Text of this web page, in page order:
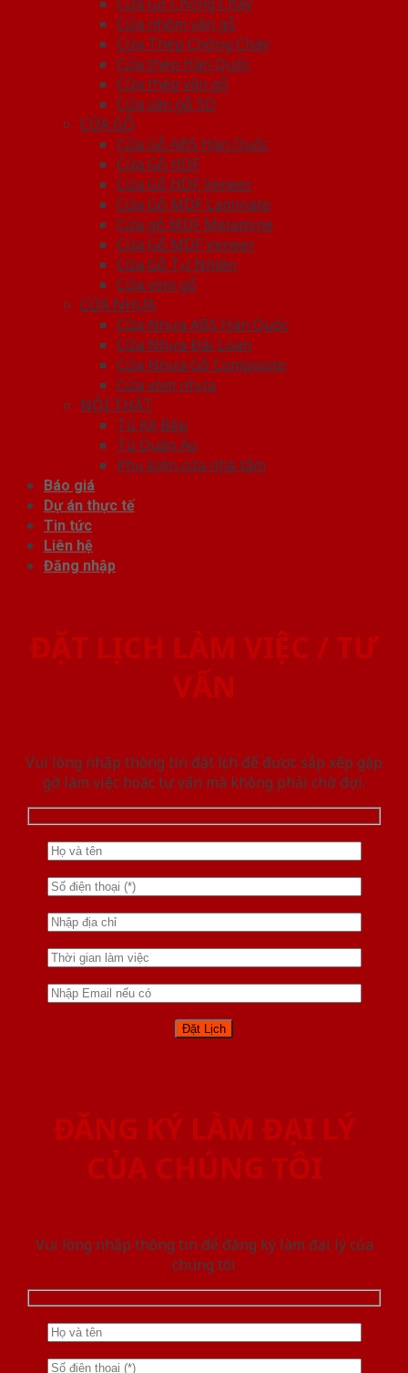
Cửa nhôm vân gỗ
Cửa Thép Chống Cháy
Cửa thép Hàn Quốc
Cửa thép vân gỗ
Cửa vân gỗ 5D
CỬA GỖ
Cửa Gỗ ABS Hàn Quốc
Cửa Gỗ HDF
Cửa Gỗ HDF Veneer
Cửa Gỗ MDF Laminate
Cửa gỗ MDF Melamine
Cửa Gỗ MDF Veneer
Cửa Gỗ Tự Nhiên
Cửa vòm gỗ
CỬA NHỰA
Cửa Nhựa ABS Hàn Quốc
Cửa Nhựa Đài Loan
Cửa Nhựa Gỗ Composite
Cửa vòm nhựa
NỘI THẤT
Tủ Kệ Bếp
Tủ Quần Áo
Phụ kiện cửa nhà tắm
Báo giá
Dự án thực tế
Tin tức
Liên hệ
Đăng nhập
ĐẶT LỊCH LÀM VIỆC / TƯ
VẤN
Vui lòng nhập thông tin đặt lịch để được sắp xếp gặp
gỡ làm việc hoăc tư vấn mà không phải chờ đợi.
ĐĂNG KÝ LÀM ĐẠI LÝ
CỦA CHÚNG TÔI
Vui lòng nhập thông tin để đăng ký làm đại lý của
chúng tôi